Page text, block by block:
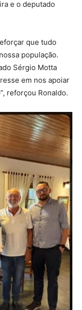
e o deputado
que tudo
população.
Sérgio Motta
em nos apoiar
reforçou Ronaldo.